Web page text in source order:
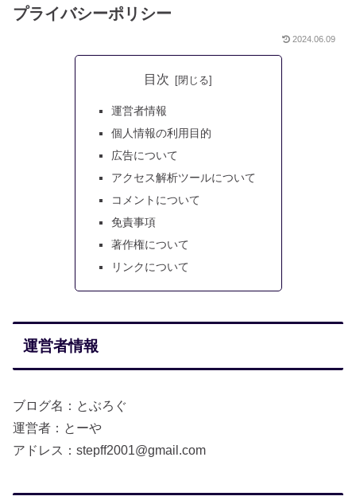
プライバシーポリシー
2024.06.09
目次
運営者情報
個人情報の利用目的
広告について
アクセス解析ツールについて
コメントについて
免責事項
著作権について
リンクについて
運営者情報
ブログ名：とぶろぐ
運営者：とーや
アドレス：stepff2001@gmail.com